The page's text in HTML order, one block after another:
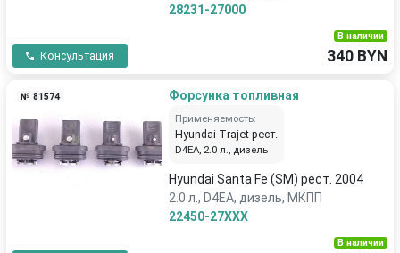
28231-27000
Консультация
В наличии
340 BYN
№ 81574 Форсунка топливная
Применяемость:
Hyundai Trajet рест.
D4EA, 2.0 л., дизель
Hyundai Santa Fe (SM) рест. 2004
2.0 л., D4EA, дизель, МКПП
22450-27XXX
В наличии